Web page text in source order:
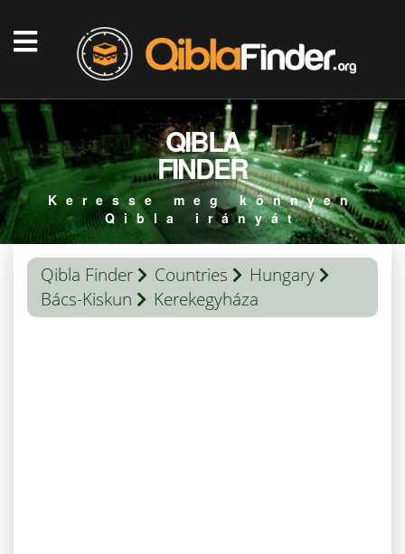
QIBLA
FINDER
Keresse meg könnyen
Qibla irányát
Qibla Finder Countries
Hungary
Bács-Kiskun
Kerekegyháza